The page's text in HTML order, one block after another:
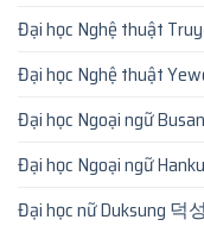
Đại học Nghệ thuật
Đại học Nghệ thuật
Đại học Ngoại ngữ
Đại học Ngoại ngữ
Đại học nữ Duksung 덕